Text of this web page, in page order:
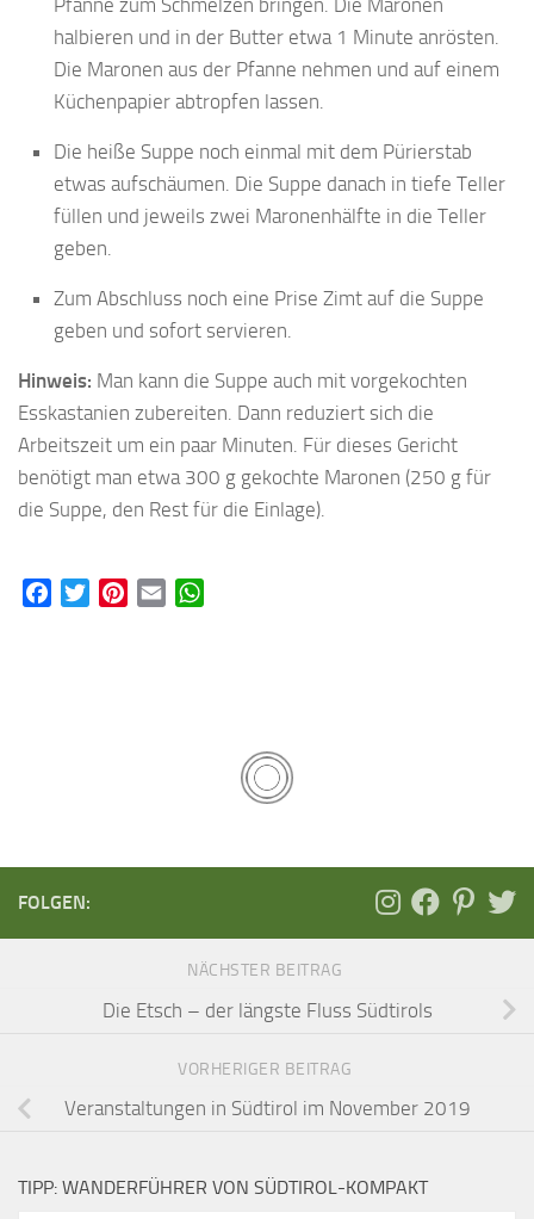
Pfanne zum Schmelzen bringen. Die Maronen
halbieren und in der Butter etwa 1 Minute anrösten.
Die Maronen aus der Pfanne nehmen und auf einem
Küchenpapier abtropfen lassen.
Die heiße Suppe noch einmal mit dem Pürierstab
etwas aufschäumen. Die Suppe danach in tiefe Teller
füllen und jeweils zwei Maronenhälfte in die Teller
geben.
Zum Abschluss noch eine Prise Zimt auf die Suppe
geben und sofort servieren.
Hinweis: Man kann die Suppe auch mit vorgekochten
Esskastanien zubereiten. Dann reduziert sich die
Arbeitszeit um ein paar Minuten. Für dieses Gericht
benötigt man etwa 300 g gekochte Maronen (250 g für
die Suppe, den Rest für die Einlage).
FacebookTwitterPinterest
Email
FOLGEN:
NÄCHSTER BEITRAG
Die Etsch – der längste Fluss Südtirols
VORHERIGER BEITRAG
Veranstaltungen in Südtirol im November 2019
TIPP: WANDERFÜHRER VON SÜDTIROL-KOMPAKT